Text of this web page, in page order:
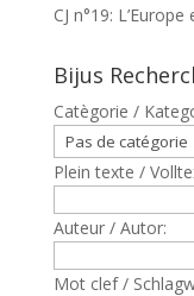
CJ n°19:
Bijus
Catègorie /
Plein texte /
Auteur / Autor:
Mot clef /